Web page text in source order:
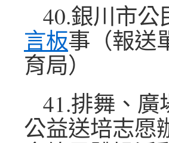
40.銀川市
言板事（報送
育局）
41.排舞、
公益送培志愿